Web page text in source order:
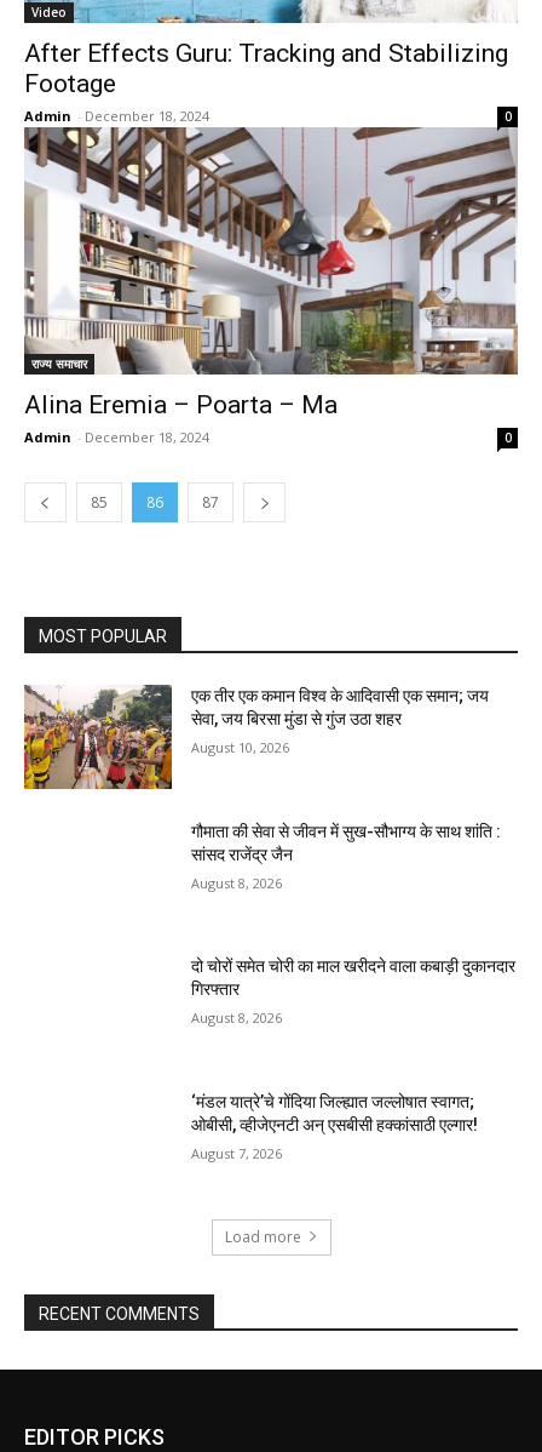
Video
After Effects Guru: Tracking and Stabilizing
Footage
Admin - December 18, 2024 0
राज्य समाचार
Alina Eremia – Poarta – Ma
Admin - December 18, 2024 0
85 86 87
MOST POPULAR
एक तीर एक कमान विश्व के आदिवासी एक समान; जय
सेवा, जय बिरसा मुंडा से गुंज उठा शहर
August 10, 2026
गौमाता की सेवा से जीवन में सुख-सौभाग्य के साथ शांति :
सांसद राजेंद्र जैन
August 8, 2026
दो चोरों समेत चोरी का माल खरीदने वाला कबाड़ी दुकानदार
गिरफ्तार
August 8, 2026
‘मंडल यात्रे’चे गोंदिया जिल्ह्यात जल्लोषात स्वागत;
ओबीसी, व्हीजेएनटी अन् एसबीसी हक्कांसाठी एल्गार!
August 7, 2026
Load more
RECENT COMMENTS
EDITOR PICKS